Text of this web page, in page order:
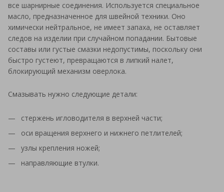
все шарнирные соединения. Используется специальное
масло, предназначенное для швейной техники. Оно
химически нейтральное, не имеет запаха, не оставляет
следов на изделии при случайном попадании. Бытовые
составы или густые смазки недопустимы, поскольку они
быстро густеют, превращаются в липкий налет,
блокирующий механизм оверлока.
Смазывать нужно следующие детали:
стержень игловодителя в верхней части;
оси вращения верхнего и нижнего петлителей;
узлы крепления ножей;
направляющие втулки.